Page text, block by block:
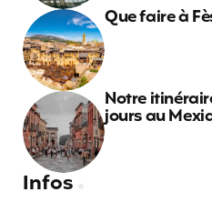
Que faire à
Notre
jours au
Infos